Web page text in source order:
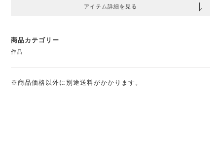
アイテム詳細を見る
商品カテゴリー
作品
※商品価格以外に別途送料がかかります。